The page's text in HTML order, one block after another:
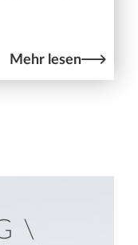
Mehr lesen
\